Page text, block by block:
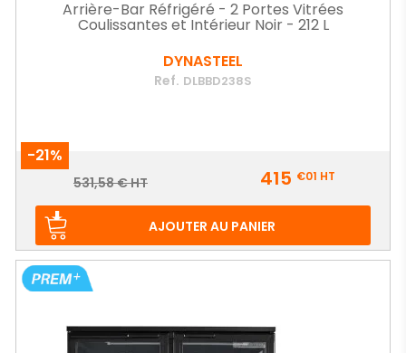
Arrière-Bar Réfrigéré - 2 Portes Vitrées
Coulissantes et Intérieur Noir - 212 L
DYNASTEEL
Ref. DLBBD238S
-21%
Prix
Prix
531,58 € HT 415 €01 HT
AJOUTER AU PANIER